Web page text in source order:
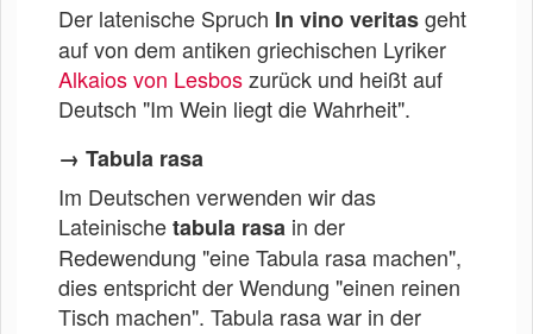
Der latenische Spruch In vino veritasgeht
auf von dem antiken griechischen Lyriker
Alkaios von Lesboszurück und heißt auf
Deutsch "Im Wein liegt die Wahrheit".
→ Tabula rasa
Im Deutschen verwenden wir das
Lateinischetabula rasa in der
Redewendung "eine Tabula rasa machen",
dies entspricht der Wendung "einen reinen
Tisch machen". Tabula rasa war in der